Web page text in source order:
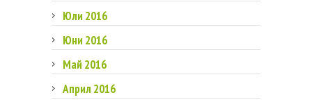
Юли 2016
Юни 2016
Май 2016
Април 2016